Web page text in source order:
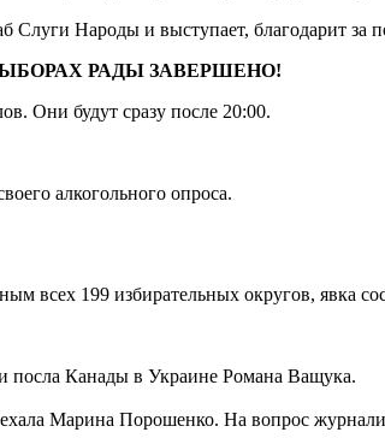
Слуги Народы и выступает, благодарит за
РАДЫ ЗАВЕРШЕНО!
Они будут сразу после 20:00.
алкогольного опроса.
всех 199 избирательных округов, явка
посла Канады в Украине Романа Ващука.
Марина Порошенко. На вопрос